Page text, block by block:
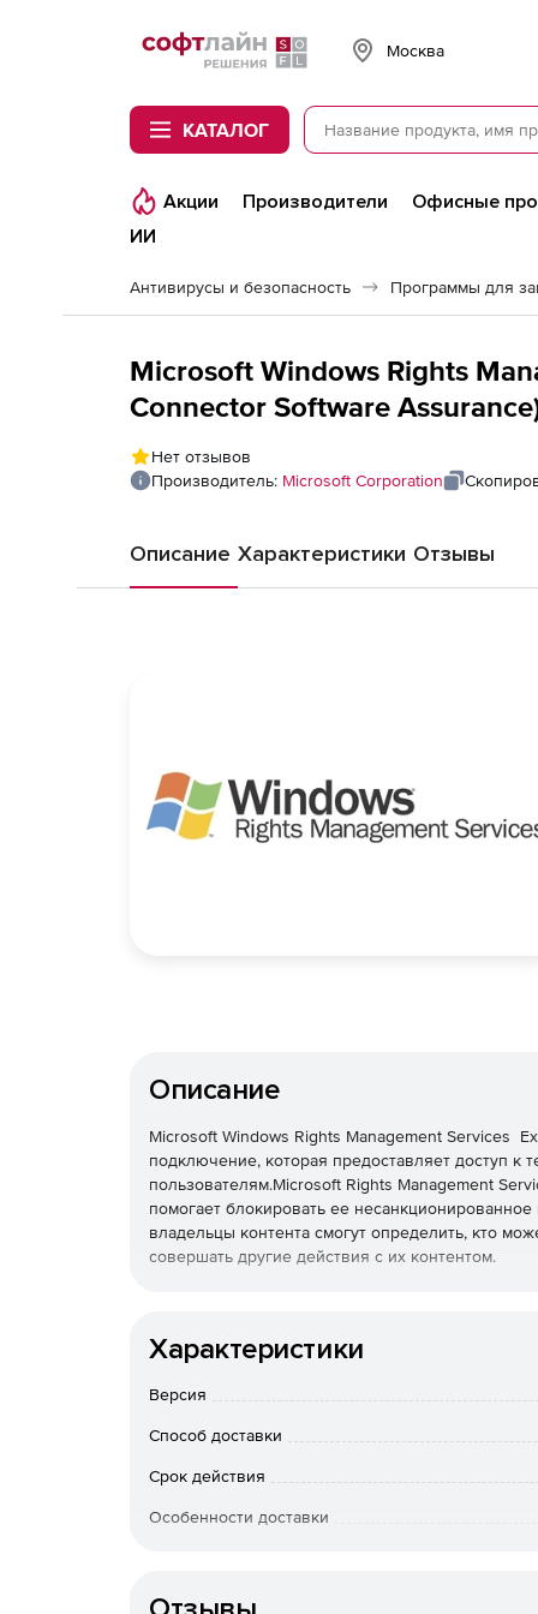
Softline
Москва
КАТАЛОГ
Акции Производители Офисные
ИИ
Антивирусы и безопасность Программы для
Microsoft Windows Rights
Connector Software
Value - level C - additional
Single Language
Нет отзывов
Производитель: Microsoft Corporation
Описание Характеристики Отзывы
Описание
Microsoft Windows Rights Management Services
подключение, которая предоставляет доступ к
пользователям.Microsoft Rights Management
помогает блокировать ее
владельцы контента смогут определить, кто
совершать другие действия с их контентом.
аффилированных лиц и не пользуются
осуществляется в интересах лицензиата, а не
которому получают доступ внешние
установленная копия ПО.)
Характеристики
Версия
Способ доставки
Срок действия
Особенности доставки
того, e-mail